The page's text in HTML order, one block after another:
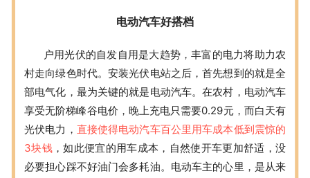
电动汽车好搭档
户用光伏的自发自用是大趋势，丰富的电力将助力农
村走向绿色时代。安装光伏电站之后，首先想到的就是全
部电气化，最为关键的就是电动汽车。在农村，电动汽车
享受无阶梯峰谷电价，晚上充电只需要0.29元，而白天有
光伏电力， 直接使得电动汽车百公里用车成本低到震惊的
3块钱 ，如此便宜的用车成本，自然使开车更加舒适，没
必要担心踩不好油门会多耗油。电动车主的心里，是从来